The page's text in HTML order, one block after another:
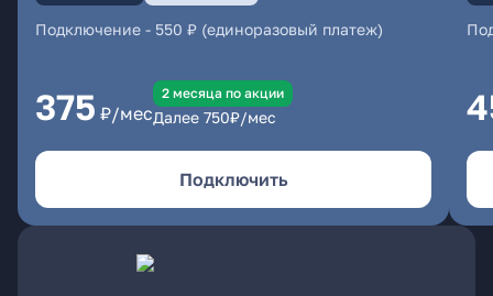
Подключение - 550 ₽ (единоразовый платеж)
375 ₽/мес
2 месяцa по акции
Далее 750₽/мес
Подключить